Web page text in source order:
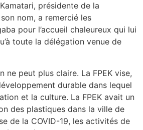
présidente de la
nom, a remercié les
pour l’accueil chaleureux qui lui
toute la délégation venue de
ne peut plus claire. La FPEK vise,
durable dans lequel
et la culture. La FPEK avait un
des plastiques dans la ville de
de la COVID-19, les activités de